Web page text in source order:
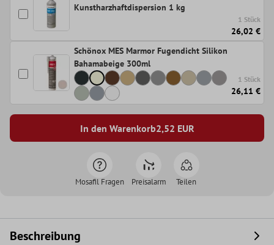
Kunstharzhaftdispersion 1 kg
1 Stück
26,02 €
Schönox MES Marmor Fugendicht Silikon
Bahamabeige 300ml
1 Stück
26,11 €
In den Warenkorb2,52 EUR
Mosafil Fragen Preisalarm Teilen
Beschreibung